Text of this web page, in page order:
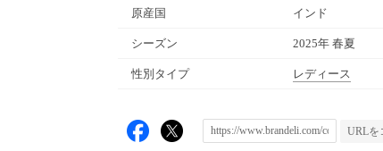
原産国 インド
シーズン 2025年 春夏
性別タイプ レディース
URLを